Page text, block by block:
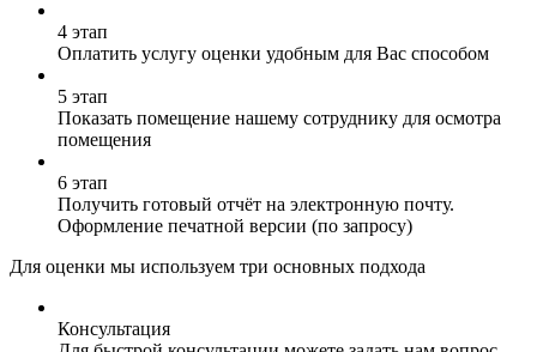
4 этап
Оплатить услугу оценки удобным для Вас способом
5 этап
Показать помещение нашему сотруднику для осмотра
помещения
6 этап
Получить готовый отчёт на электронную почту.
Оформление печатной версии (по запросу)
Для оценки мы используем три основных подхода
Консультация